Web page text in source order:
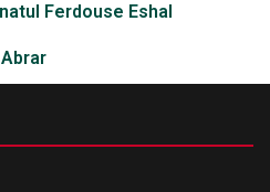
Ferdouse Eshal